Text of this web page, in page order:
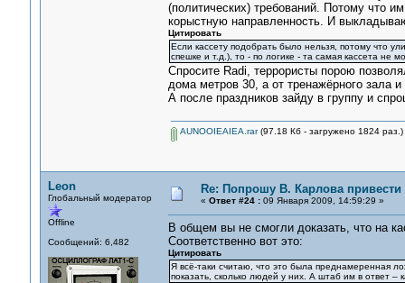
(политических) требований. Потому что
корыстную направленность. И
Цитировать
Если кассету подобрать было нельзя, потому что
спешке и т.д.), то - по логике - та самая кассета не
Спросите Radi, террористы порою
дома метров 30, а от тренажёрного зала
А после праздников зайду в группу и
AUNOOIEAIEA.rar(97.18 Кб - загружено 1824 раз.)
Leon
Глобальный модератор
Offline
Сообщений: 6,482
Re: Попрошу В. Карлова привести
« Ответ #24 :09 Января 2009, 14:59:29 »
В общем вы не смогли доказать, что на
Соответственно вот это:
Цитировать
Я всё-таки считаю, что это была преднамеренная
показать, сколько людей у них. А штаб им в ответ –